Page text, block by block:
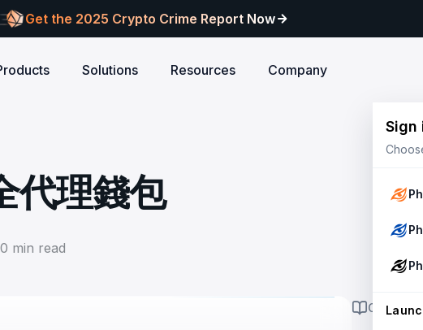
Get the 2025 Crypto Crime Report Now
security
Free Trial
activities, manage risks,
TOOLS
Solutions
illicit activities, manage risks, and ensure
CFT compliance.
attacks at the source to shield
Payment
illicit funds in real-time and meet global
Build Investor Trust and Secure
every layer: Audit your
Resources
new.
Playbook
Stablecoin
2025
Company
Where cutting-edge research
meets real-world security.
Sign
代理錢包
min read
ON THIS